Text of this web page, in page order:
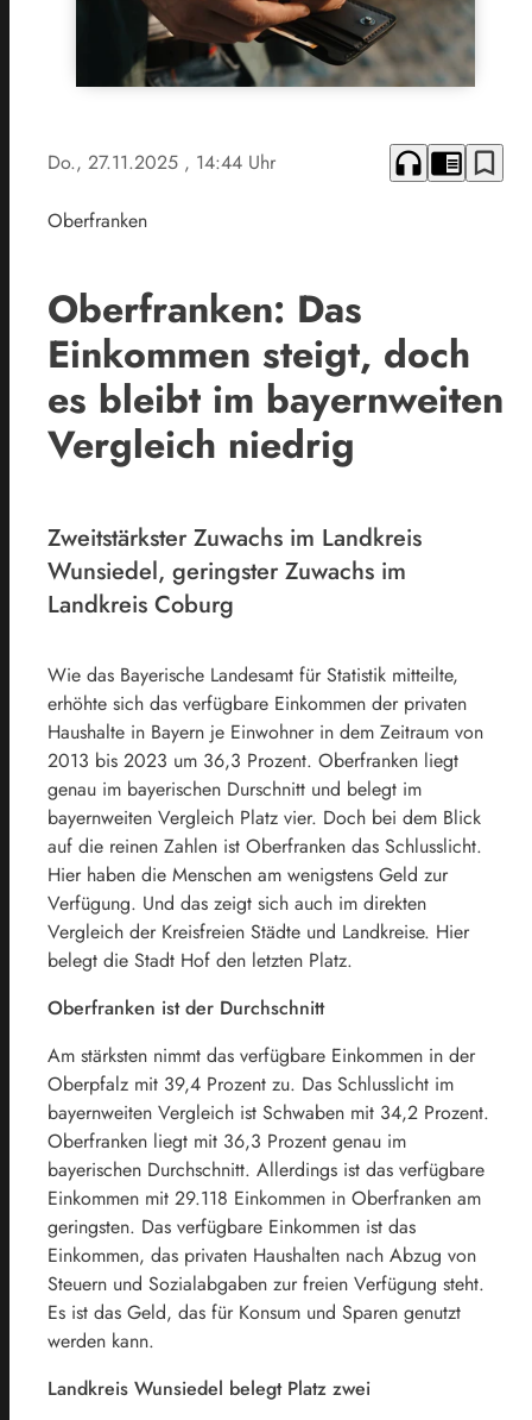
Do., 27.11.2025 , 14:44 Uhr headphones chrome_reader_mode bookmark_border
Oberfranken
Oberfranken: Das
Einkommen steigt, doch
es bleibt im bayernweiten
Vergleich niedrig
Zweitstärkster Zuwachs im Landkreis
Wunsiedel, geringster Zuwachs im
Landkreis Coburg
Wie das Bayerische Landesamt für Statistik mitteilte,
erhöhte sich das verfügbare Einkommen der privaten
Haushalte in Bayern je Einwohner in dem Zeitraum von
2013 bis 2023 um 36,3 Prozent. Oberfranken liegt
genau im bayerischen Durschnitt und belegt im
bayernweiten Vergleich Platz vier. Doch bei dem Blick
auf die reinen Zahlen ist Oberfranken das Schlusslicht.
Hier haben die Menschen am wenigstens Geld zur
Verfügung. Und das zeigt sich auch im direkten
Vergleich der Kreisfreien Städte und Landkreise. Hier
belegt die Stadt Hof den letzten Platz.
Oberfranken ist der Durchschnitt
Am stärksten nimmt das verfügbare Einkommen in der
Oberpfalz mit 39,4 Prozent zu. Das Schlusslicht im
bayernweiten Vergleich ist Schwaben mit 34,2 Prozent.
Oberfranken liegt mit 36,3 Prozent genau im
bayerischen Durchschnitt. Allerdings ist das verfügbare
Einkommen mit 29.118 Einkommen in Oberfranken am
geringsten. Das verfügbare Einkommen ist das
Einkommen, das privaten Haushalten nach Abzug von
Steuern und Sozialabgaben zur freien Verfügung steht.
Es ist das Geld, das für Konsum und Sparen genutzt
werden kann.
Landkreis Wunsiedel belegt Platz zwei